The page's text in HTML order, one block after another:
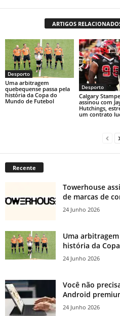
ARTIGOS
Desporto
Uma arbitragem
quebequense passa pela
história da Copa do
Mundo de Futebol
Desporto
Calgary
assinou com
Hutchings,
um contrato
Recente
Towerhouse
de marcas de
24 Junho 2026
Uma
história da
24 Junho 2026
Você não
Android
24 Junho 2026